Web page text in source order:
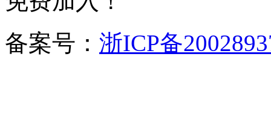
备案号： 浙ICP备